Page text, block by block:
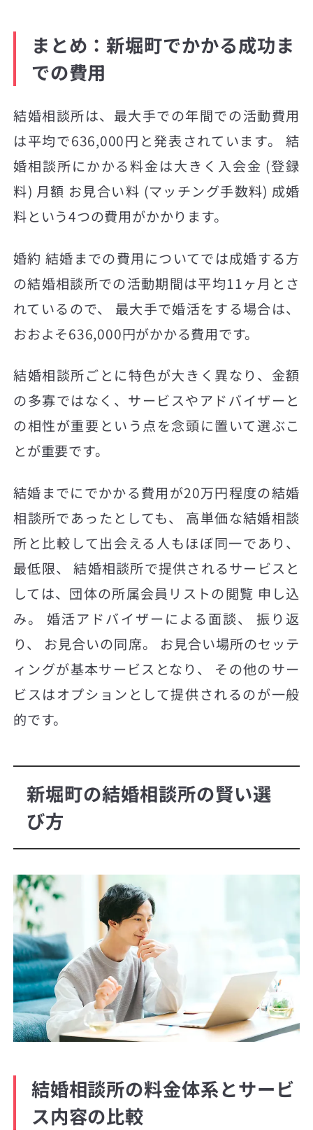
まとめ：新堀町でかかる成功ま
での費用
結婚相談所は、最大手での年間での活動費用
は平均で636,000円と発表されています。 結
婚相談所にかかる料金は大きく入会金 (登録
料) 月額 お見合い料 (マッチング手数料) 成婚
料という4つの費用がかかります。
婚約 結婚までの費用についてでは成婚する方
の結婚相談所での活動期間は平均11ヶ月とさ
れているので、 最大手で婚活をする場合は、
おおよそ636,000円がかかる費用です。
結婚相談所ごとに特色が大きく異なり、金額
の多寡ではなく、サービスやアドバイザーと
の相性が重要という点を念頭に置いて選ぶこ
とが重要です。
結婚までにでかかる費用が20万円程度の結婚
相談所であったとしても、 高単価な結婚相談
所と比較して出会える人もほぼ同一であり、
最低限、 結婚相談所で提供されるサービスと
しては、団体の所属会員リストの閲覧 申し込
み。 婚活アドバイザーによる面談、 振り返
り、 お見合いの同席。 お見合い場所のセッテ
ィングが基本サービスとなり、 その他のサー
ビスはオプションとして提供されるのが一般
的です。
新堀町の結婚相談所の賢い選
び方
結婚相談所の料金体系とサービ
ス内容の比較